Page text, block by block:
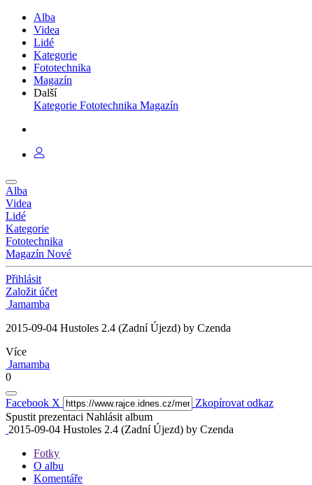
Alba
Videa
Lidé
Kategorie
Fototechnika
Magazín
Další
Kategorie Fototechnika Magazín
Alba
Videa
Lidé
Kategorie
Fototechnika
Magazín Nové
Přihlásit
Založit účet
Jamamba
2015-09-04 Hustoles 2.4 (Zadní Újezd) by Czenda
Více
Jamamba
0
Facebook X
Zkopírovat odkaz
Spustit prezentaci Nahlásit album
2015-09-04 Hustoles 2.4 (Zadní Újezd) by Czenda
Fotky
O albu
Komentáře